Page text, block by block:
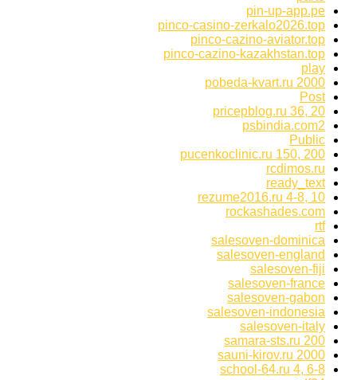
pin-up-app.pe
pinco-casino-zerkalo2026.top
pinco-cazino-aviator.top
pinco-cazino-kazakhstan.top
play
pobeda-kvart.ru 2000
Post
pricepblog.ru 36, 20
psbindia.com2
Public
pucenkoclinic.ru 150, 200
rcdimos.ru
ready_text
rezume2016.ru 4-8, 10
rockashades.com
rtf
salesoven-dominica
salesoven-england
salesoven-fiji
salesoven-france
salesoven-gabon
salesoven-indonesia
salesoven-italy
samara-sts.ru 200
sauni-kirov.ru 2000
school-64.ru 4, 6-8